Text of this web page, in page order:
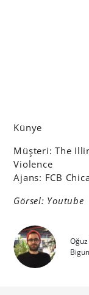
Künye
Müşteri: The
Violence
Ajans: FCB
Görsel: Youtube